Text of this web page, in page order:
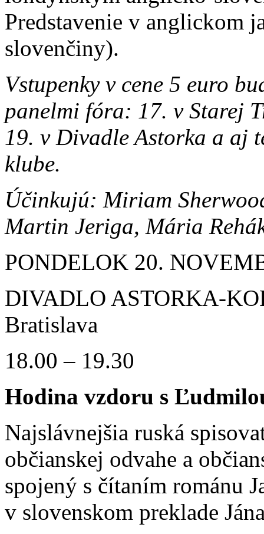
Predstavenie v anglickom
slovenčiny).
Vstupenky v cene 5 euro
panelmi fóra: 17. v Starej
19. v Divadle Astorka a aj
klube.
Účinkujú: Miriam
Martin Jeriga, Mária
PONDELOK 20.
DIVADLO ASTORKA-
Bratislava
18.00 – 19.30
Hodina vzdoru s
Najslávnejšia ruská
občianskej odvahe a
spojený s čítaním románu
v slovenskom preklade